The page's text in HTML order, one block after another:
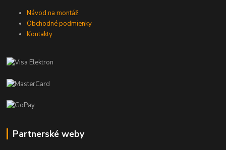
Návod na montáž
Obchodné podmienky
Kontakty
Partnerské weby